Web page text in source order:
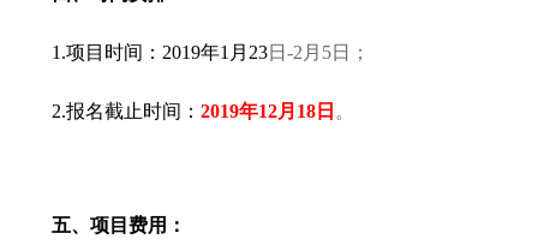
1.项目时间：2019年1月23日-2月5日；
2.报名截止时间： 2019年12月18日 。
五、项目费用：